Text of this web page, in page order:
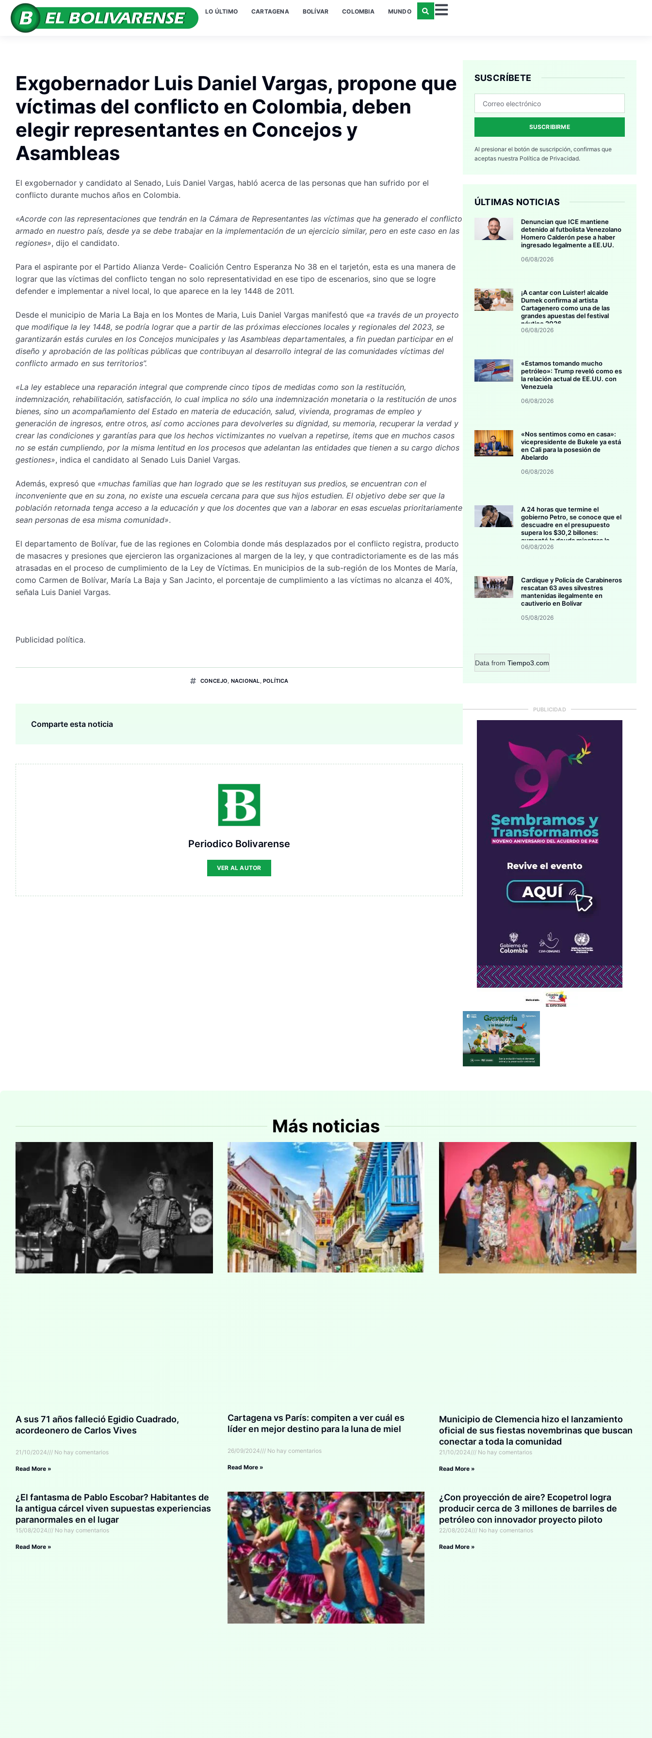
LO ÚLTIMO CARTAGENA BOLÍVAR COLOMBIA MUNDO
Exgobernador Luis Daniel Vargas, propone que
víctimas del conflicto en Colombia, deben
elegir representantes en Concejos y
Asambleas
El exgobernador y candidato al Senado, Luis Daniel Vargas, habló acerca de las personas que han sufrido por el
conflicto durante muchos años en Colombia.
«Acorde con las representaciones que tendrán en la Cámara de Representantes las víctimas que ha generado el conflicto
armado en nuestro país, desde ya se debe trabajar en la implementación de un ejercicio similar, pero en este caso en las
regiones», dijo el candidato.
Para el aspirante por el Partido Alianza Verde- Coalición Centro Esperanza No 38 en el tarjetón, esta es una manera de
lograr que las víctimas del conflicto tengan no solo representatividad en ese tipo de escenarios, sino que se logre
defender e implementar a nivel local, lo que aparece en la ley 1448 de 2011.
Desde el municipio de Maria La Baja en los Montes de Maria, Luis Daniel Vargas manifestó que «a través de un proyecto
que modifique la ley 1448, se podría lograr que a partir de las próximas elecciones locales y regionales del 2023, se
garantizarán estás curules en los Concejos municipales y las Asambleas departamentales, a fin puedan participar en el
diseño y aprobación de las políticas públicas que contribuyan al desarrollo integral de las comunidades víctimas del
conflicto armado en sus territorios”.
«La ley establece una reparación integral que comprende cinco tipos de medidas como son la restitución,
indemnización, rehabilitación, satisfacción, lo cual implica no sólo una indemnización monetaria o la restitución de unos
bienes, sino un acompañamiento del Estado en materia de educación, salud, vivienda, programas de empleo y
generación de ingresos, entre otros, así como acciones para devolverles su dignidad, su memoria, recuperar la verdad y
crear las condiciones y garantías para que los hechos victimizantes no vuelvan a repetirse, items que en muchos casos
no se están cumpliendo, por la misma lentitud en los procesos que adelantan las entidades que tienen a su cargo dichos
gestiones», indica el candidato al Senado Luis Daniel Vargas.
Además, expresó que «muchas familias que han logrado que se les restituyan sus predios, se encuentran con el
inconveniente que en su zona, no existe una escuela cercana para que sus hijos estudien. El objetivo debe ser que la
población retornada tenga acceso a la educación y que los docentes que van a laborar en esas escuelas prioritariamente
sean personas de esa misma comunidad».
El departamento de Bolívar, fue de las regiones en Colombia donde más desplazados por el conflicto registra, producto
de masacres y presiones que ejercieron las organizaciones al margen de la ley, y que contradictoriamente es de las más
atrasadas en el proceso de cumplimiento de la Ley de Víctimas. En municipios de la sub-región de los Montes de María,
como Carmen de Bolívar, María La Baja y San Jacinto, el porcentaje de cumplimiento a las víctimas no alcanza el 40%,
señala Luis Daniel Vargas.
Publicidad política.
CONCEJO, NACIONAL, POLÍTICA
Comparte esta noticia
Periodico Bolivarense
VER AL AUTOR
SUSCRÍBETE
SUSCRIBIRME
Al presionar el botón de suscripción, confirmas que
aceptas nuestra Política de Privacidad.
ÚLTIMAS NOTICIAS
Denuncian que ICE mantiene
detenido al futbolista Venezolano
Homero Calderón pese a haber
ingresado legalmente a EE.UU.
06/08/2026
¡A cantar con Luister! alcalde
Dumek confirma al artista
Cartagenero como una de las
grandes apuestas del festival
náutico 2026
06/08/2026
«Estamos tomando mucho
petróleo»: Trump reveló como es
la relación actual de EE.UU. con
Venezuela
06/08/2026
«Nos sentimos como en casa»:
vicepresidente de Bukele ya está
en Cali para la posesión de
Abelardo
06/08/2026
A 24 horas que termine el
gobierno Petro, se conoce que el
descuadre en el presupuesto
supera los $30,2 billones:
aumentó la deuda mientras la
inversión se estanca
06/08/2026
Cardique y Policía de Carabineros
rescatan 63 aves silvestres
mantenidas ilegalmente en
cautiverio en Bolívar
05/08/2026
Data from Tiempo3.com
PUBLICIDAD
Más noticias
A sus 71 años falleció Egidio Cuadrado,
acordeonero de Carlos Vives
21/10/2024 No hay comentarios
Read More »
Cartagena vs París: compiten a ver cuál es
líder en mejor destino para la luna de miel
26/09/2024 No hay comentarios
Read More »
Municipio de Clemencia hizo el lanzamiento
oficial de sus fiestas novembrinas que buscan
conectar a toda la comunidad
21/10/2024 No hay comentarios
Read More »
¿El fantasma de Pablo Escobar? Habitantes de
la antigua cárcel viven supuestas experiencias
paranormales en el lugar
15/08/2024 No hay comentarios
Read More »
¿Con proyección de aire? Ecopetrol logra
producir cerca de 3 millones de barriles de
petróleo con innovador proyecto piloto
22/08/2024 No hay comentarios
Read More »